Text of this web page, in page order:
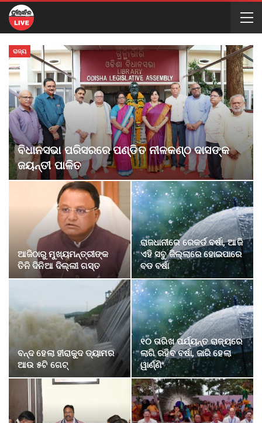
ରାଜ୍ୟ
ବିଧାନସଭା ପରିସରରେ ପଣ୍ଡିତ ନୀଳକଣ୍ଠ ଦାସଙ୍କ
ଜୟନ୍ତୀ ପାଳିତ
ଆଜିଠାରୁ ମୁଖ୍ୟମନ୍ତ୍ରୀଙ୍କ
ତିନି ଦିନିଆ ଦିଲ୍ଲୀ ଗସ୍ତ
ରାଜଧାନୀରେ ରେକର୍ଡ ବର୍ଷା, ଆଜି
ଏହି ସବୁ ଜିଲ୍ଲାରେ ହୋଇପାରେ
ବଡ ବର୍ଷା
ବନ୍ଦ ହେଲା ହୀରାକୁଦ ଡ୍ୟାମର
ଆଉ ୫ଟି ଗେଟ୍
୧୦ ତାରିଖ ପର୍ଯ୍ୟନ୍ତ ରାଜ୍ୟରେ
ଲାଗି ରହିବ ବର୍ଷା, ଜାରି ହେଲା
ୱାର୍ଣ୍ଣିଂ